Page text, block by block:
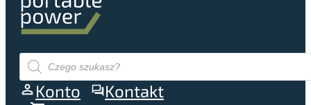
Wyszukiwarka
produktów
Konto Kontakt